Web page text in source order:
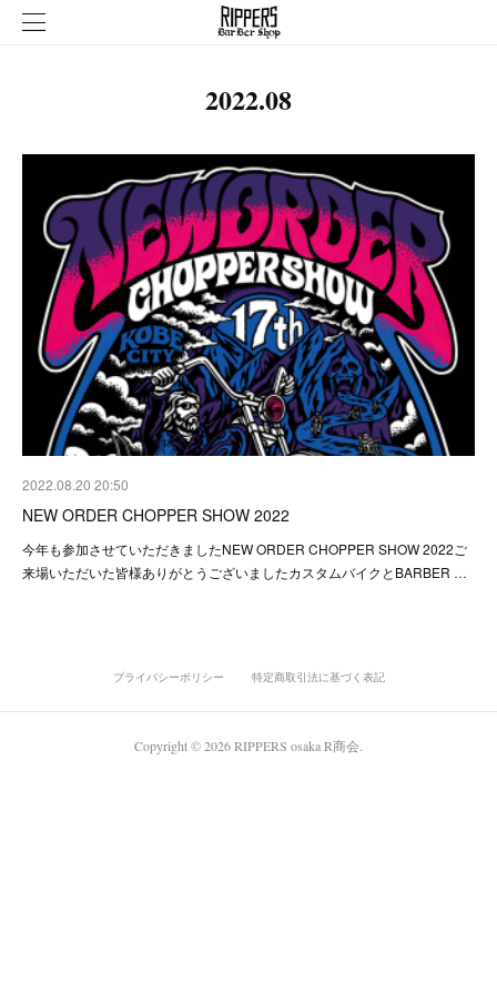
2022.08
2022.08.20 20:50
NEW ORDER CHOPPER SHOW 2022
今年も参加させていただきましたNEW ORDER CHOPPER SHOW 2022ご
来場いただいた皆様ありがとうございましたカスタムバイクとBARBER …
プライバシーポリシー 特定商取引法に基づく表記
Copyright ©2026RIPPERS osaka R商会.